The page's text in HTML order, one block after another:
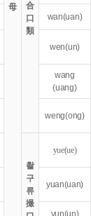
母
合
口
類
wan(uan)
wen(un)
wang
(uang)
weng(ong)
촬
구
류
撮
yue(ue)
yuan(uan)
yun(un)